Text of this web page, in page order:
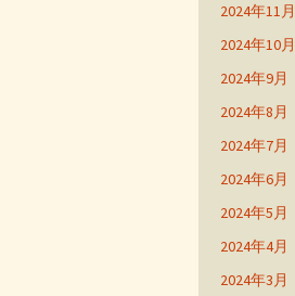
2024年11月
2024年10月
2024年9月
2024年8月
2024年7月
2024年6月
2024年5月
2024年4月
2024年3月